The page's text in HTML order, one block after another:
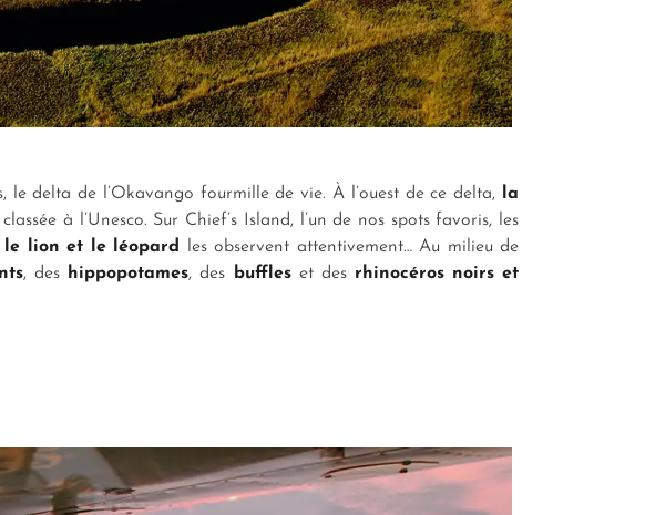
le delta de l’Okavango fourmille de vie. À l’ouest de ce delta,
la
à l’Unesco. Sur Chief’s Island, l’un de nos spots favoris, les
le lion et le léopard
les observent attentivement… Au milieu de
, des hippopotames, des buffleset des rhinocéros noirs et